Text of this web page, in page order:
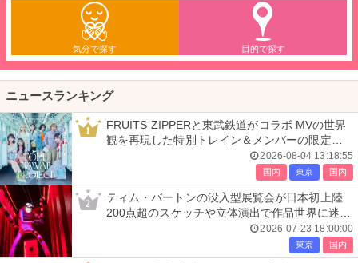
気分で探す 目的で探す
ニュースランキング
1
FRUITS ZIPPERと東武鉄道がコラボ MVの世界
観を再現した特別トレイン＆メンバーの限定ア
2026-08-04 13:18:55
国内 東京 国内
2
ティム・バートンの没入型展覧会が日本初上陸
200点超のスケッチや立体演出で作品世界に迷い
2026-07-23 18:00:00
東京 国内